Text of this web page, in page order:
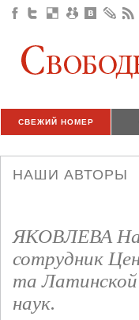
СВЕЖИЙ НОМЕР
НАШИ АВТОРЫ
ЯКОВЛЕВА
сотрудник
та
наук.